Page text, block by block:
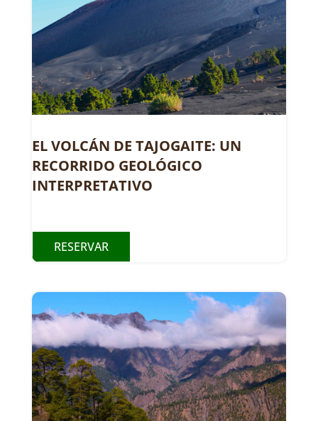
EL VOLCÁN DE TAJOGAITE: UN
RECORRIDO GEOLÓGICO
INTERPRETATIVO
RESERVAR